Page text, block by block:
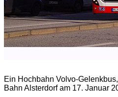
Ein Hochbahn Volvo-
Bahn Alsterdorf am 17. Januar